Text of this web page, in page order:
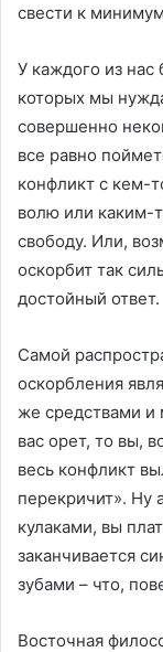
свести к
У каждого из
которых мы
совершенно
все равно
конфликт с кем-
волю или каким-
свободу. Или,
оскорбит так
достойный ответ.
Самой
оскорбления
же средствами и
вас орет, то вы,
весь конфликт
перекричит». Ну
кулаками, вы
заканчивается
зубами – что,
Восточная